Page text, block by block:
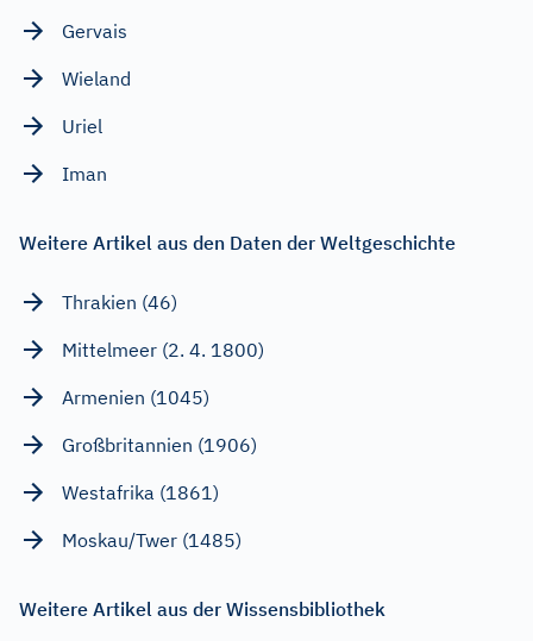
Gervais
Wieland
Uriel
Iman
Weitere Artikel aus den Daten der Weltgeschichte
Thrakien (46)
Mittelmeer (2. 4. 1800)
Armenien (1045)
Großbritannien (1906)
Westafrika (1861)
Moskau/Twer (1485)
Weitere Artikel aus der Wissensbibliothek